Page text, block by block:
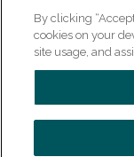
AVG /
Colofon
By clicking
cookies on your
site usage, and